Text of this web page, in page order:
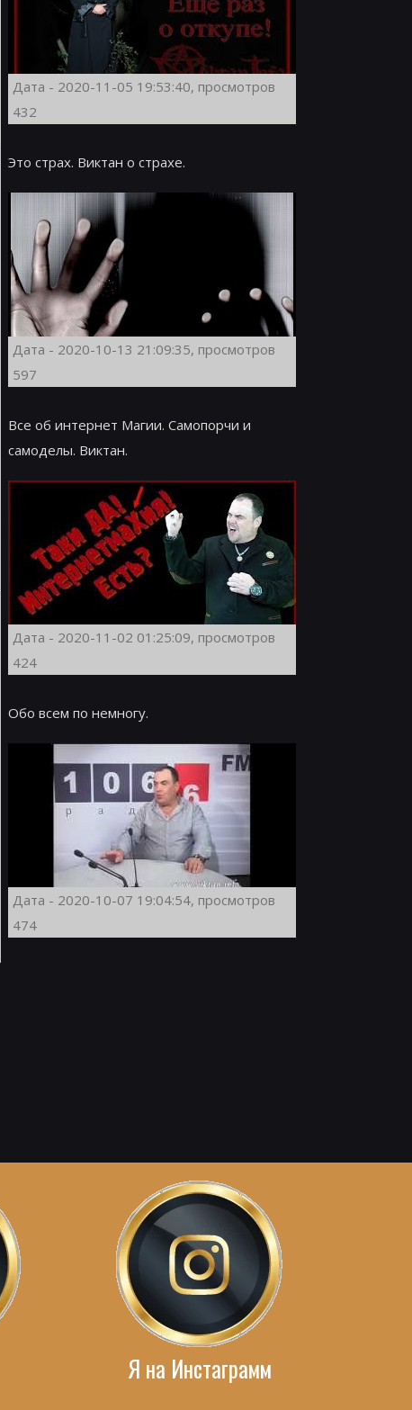
Дата - 2020-11-05 19:53:40, просмотров
432
Это страх. Виктан о страхе.
Дата - 2020-10-13 21:09:35, просмотров
597
Все об интернет Магии. Самопорчи и
самоделы. Виктан.
Дата - 2020-11-02 01:25:09, просмотров
424
Обо всем по немногу.
Дата - 2020-10-07 19:04:54, просмотров
474
Я на Инстаграмм